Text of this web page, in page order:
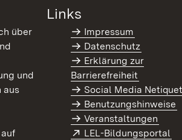
über
und
aus
Links
Impressum
Datenschutz
Erklärung zur
Barrierefreiheit
Social Media
Benutzungshinweise
Veranstaltungen
Extern:
LEL-Bildungsportal